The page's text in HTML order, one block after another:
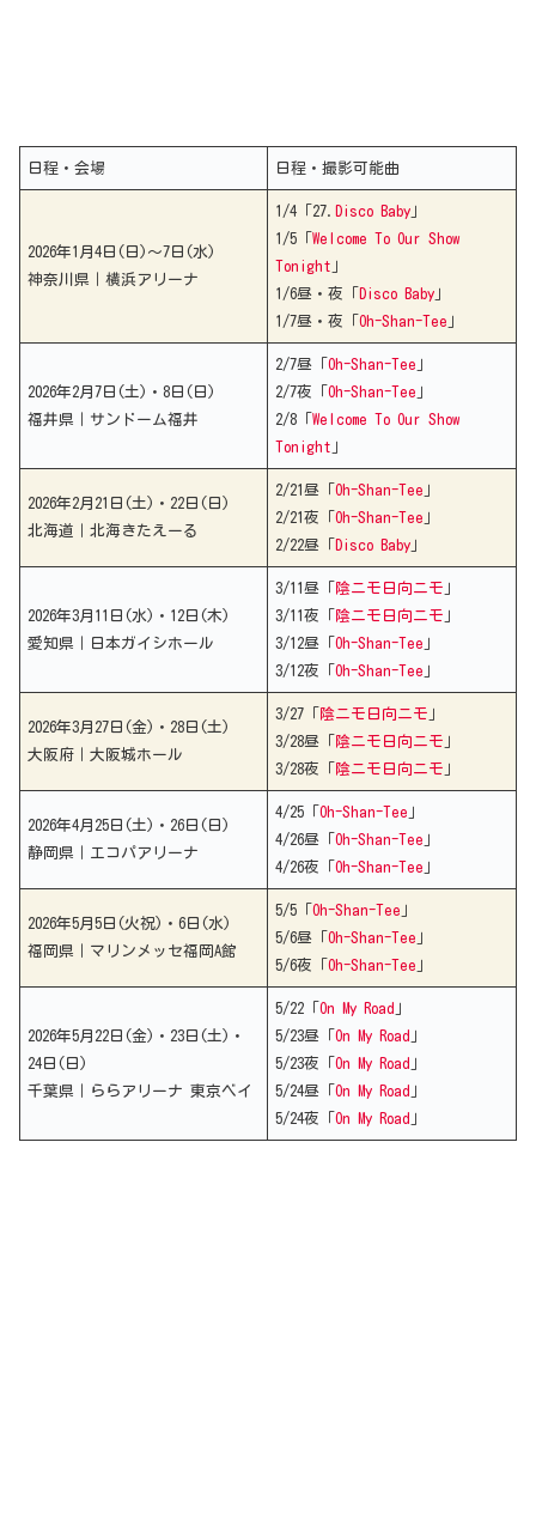
日程・会場 日程・撮影可能曲
2026年1月4日(日)～7日(水)
神奈川県｜横浜アリーナ
1/4「27. Disco Baby
1/5「Welcome To Our Show
Tonight
1/6昼・夜「
Disco Baby
1/7昼・夜「Oh-Shan-Tee
2026年2月7日(土)・8日(日)
福井県｜サンドーム福井
2/7昼「Oh-Shan-Tee
2/7夜「Oh-Shan-Tee
2/8「Welcome To Our Show
Tonight
2026年2月21日(土)・22日(日)
北海道｜北海きたえーる
2/21昼「Oh-Shan-Tee
2/21夜「Oh-Shan-Tee
2/22昼「
Disco Baby
2026年3月11日(水)・12日(木)
愛知県｜日本ガイシホール
3/11昼「 陰ニモ日向ニモ
3/11夜「
陰ニモ日向ニモ
3/12昼「Oh-Shan-Tee
3/12夜「Oh-Shan-Tee
2026年3月27日(金)・28日(土)
大阪府｜大阪城ホール
3/27「 陰ニモ日向ニモ
3/28昼「
陰ニモ日向ニモ
3/28夜「
陰ニモ日向ニモ
2026年4月25日(土)・26日(日)
静岡県｜エコパアリーナ
4/25「Oh-Shan-Tee
4/26昼「Oh-Shan-Tee
4/26夜「Oh-Shan-Tee
2026年5月5日(火祝)・6日(水)
福岡県｜マリンメッセ福岡A館
5/5「Oh-Shan-Tee
5/6昼「Oh-Shan-Tee
5/6夜「Oh-Shan-Tee
2026年5月22日(金)・23日(土)・
24日(日)
千葉県｜ららアリーナ 東京ベイ
5/22「On My Road
5/23昼「On My Road
5/23夜「On My Road
5/24昼「On My Road
5/24夜「On My Road